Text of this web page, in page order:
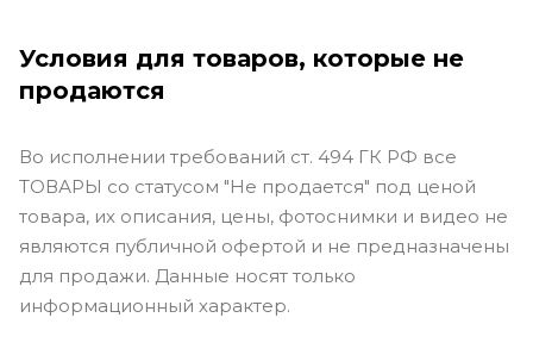
Условия для товаров, которые не
продаются
Во исполнении требований ст. 494 ГК РФ все
ТОВАРЫ со статусом "Не продается" под ценой
товара, их описания, цены, фотоснимки и видео не
являются публичной офертой и не предназначены
для продажи. Данные носят только
информационный характер.